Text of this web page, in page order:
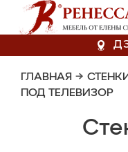
ГЛАВНАЯ →
ПОД ТЕЛЕВИЗОР